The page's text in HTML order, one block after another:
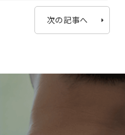
次の記事へ